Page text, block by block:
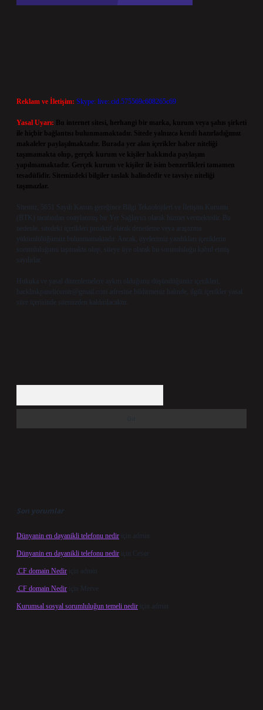
Reklam ve İletişim: Skype: live:.cid.575569c608265c69
Yasal Uyarı:
Bu internet sitesi, herhangi bir marka, kurum veya şahıs şirketi
ile hiçbir bağlantısı bulunmamaktadır. Sitede yalnızca kendi hazırladığımız
makaleler paylaşılmaktadır. Burada yer alan içerikler haber niteliği
taşımamakta olup, gerçek kurum ve kişiler hakkında paylaşım
yapılmamaktadır. Gerçek kurum ve kişiler ile isim benzerlikleri tamamen
tesadüfidir. Sitemizdeki bilgiler taslak halindedir ve tavsiye niteliği
taşımazlar.
Sitemiz, 5651 Sayılı Kanun gereğince Bilgi Teknolojileri ve İletişim Kurumu
(BTK) tarafından onaylanmış bir Yer Sağlayıcı olarak hizmet vermektedir. Bu
nedenle, sitedeki içerikleri proaktif olarak denetleme veya araştırma
yükümlülüğümüz bulunmamaktadır. Ancak, üyelerimiz yazdıkları içeriklerin
sorumluluğunu taşımakta olup, siteye üye olarak bu sorumluluğu kabul etmiş
sayılırlar.
Hukuka ve yasal düzenlemelere aykırı olduğunu düşündüğünüz içerikleri,
backlinkpanelicomtr@gmail.com adresine bildirmeniz halinde, ilgili içerikler yasal
süre içerisinde sitemizden kaldırılacaktır.
Son yorumlar
Dünyanin en dayanikli telefonu nedir için admin
Dünyanin en dayanikli telefonu nedir için Cesur
.CF domain Nedir için admin
.CF domain Nedir için Merve
Kurumsal sosyal sorumluluğun temeli nedir için admin